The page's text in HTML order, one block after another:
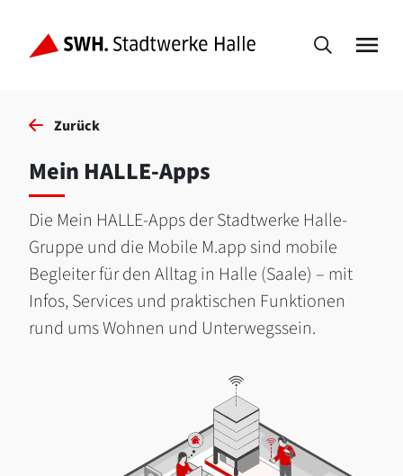
Zurück
Mein HALLE-Apps
Die Mein HALLE-Apps der Stadtwerke Halle-
Gruppe und die Mobile M.app sind mobile
Begleiter für den Alltag in Halle (Saale) – mit
Infos, Services und praktischen Funktionen
rund ums Wohnen und Unterwegssein.